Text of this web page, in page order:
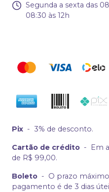
Segunda a sexta das
08:30 às 12h
Pix - 3% de desconto.
Cartão de crédito -
Em
de R$ 99,00.
Boleto - O prazo
pagamento é de 3 dias